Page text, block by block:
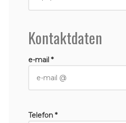
Kontaktdaten
e-mail *
Telefon *